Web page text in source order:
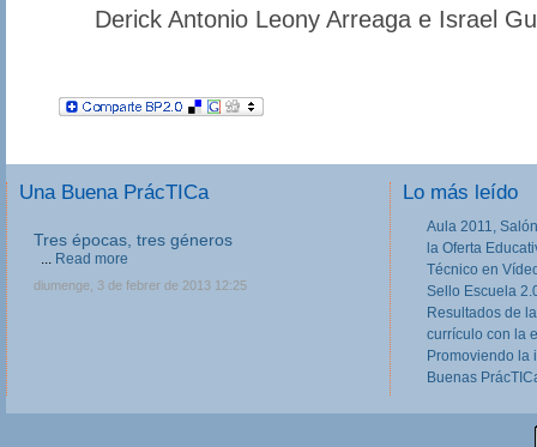
Derick Antonio Leony Arreaga e Israel
Una Buena PrácTICa
Tres épocas, tres géneros
... Read more
diumenge, 3 de febrer de 2013 12:25
Lo más leído
Aula 2011,
la Oferta
Técnico en
Sello Escuela
Resultados de
currículo con la
Promoviendo la
Buenas